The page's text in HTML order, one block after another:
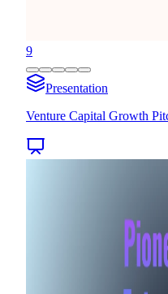
9
Presentation
Venture Capital Growth